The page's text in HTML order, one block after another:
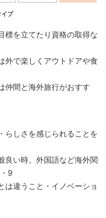
イプ
を立てたり資格の取得な
で楽しくアウトドアや食
仲間と海外旅行がおすす
しさを感じられることを
い時。外国語など海外関
9
違うこと・イノベーショ